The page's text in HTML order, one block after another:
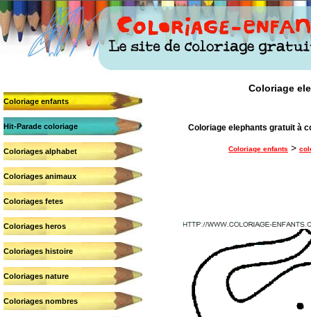
Coloriage enfants
Hit-Parade coloriage
Coloriages alphabet
Coloriages animaux
Coloriages fetes
Coloriages heros
Coloriages histoire
Coloriages nature
Coloriages nombres
Coloriage
Coloriage elephants gratuit à
Coloriage enfants >